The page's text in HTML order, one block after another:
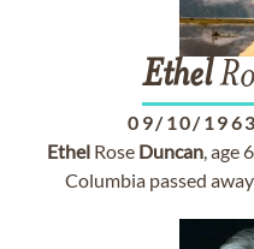
Ethel
09/10/1963
EthelRose Duncan, age
Columbia passed